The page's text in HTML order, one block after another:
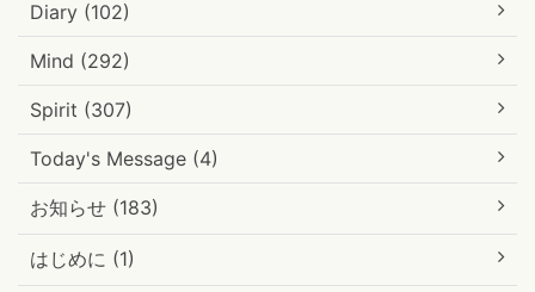
Diary (102)
Mind (292)
Spirit (307)
Today's Message (4)
お知らせ (183)
はじめに (1)